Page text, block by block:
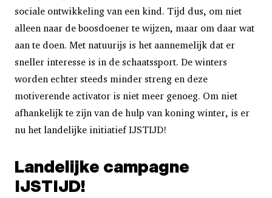
sociale ontwikkeling van een kind. Tijd dus, om niet
alleen naar de boosdoener te wijzen, maar om daar wat
aan te doen. Met natuurijs is het aannemelijk dat er
sneller interesse is in de schaatssport. De winters
worden echter steeds minder streng en deze
motiverende activator is niet meer genoeg. Om niet
afhankelijk te zijn van de hulp van koning winter, is er
nu het landelijke initiatief IJSTIJD!
Landelijke campagne
IJSTIJD!